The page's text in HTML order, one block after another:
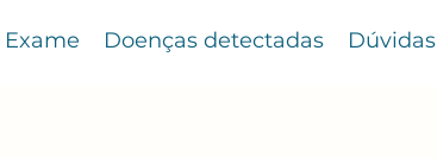
Exame Doenças detectadas Dúvidas